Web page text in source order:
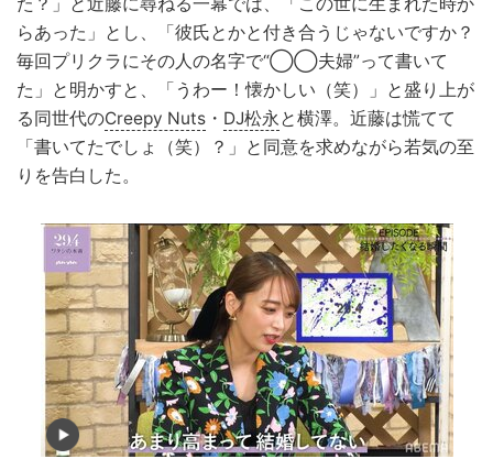
らあった」とし、「彼氏とかと付き合うじゃないですか？
毎回プリクラにその人の名字で“◯◯夫婦”って書いて
た」と明かすと、「うわー！懐かしい（笑）」と盛り上が
る同世代のCreepy Nuts ・ DJ松永 と横澤。近藤は慌てて
「書いてたでしょ（笑）？」と同意を求めながら若気の至
りを告白した。